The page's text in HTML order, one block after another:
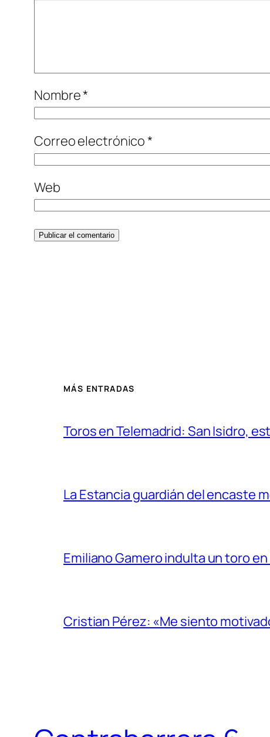
Nombre*
Correo electrónico*
Web
MÁS ENTRADAS
Toros en Telemadrid: San Isidro,
La Estancia guardián del encaste
Emiliano Gamero indulta un toro
Cristian Pérez: «Me siento